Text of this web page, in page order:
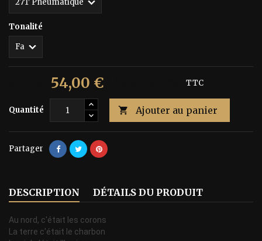
Tonalité
54,00 € TTC
Quantité  Ajouter au panier
Partager
DESCRIPTION DÉTAILS DU PRODUIT
Au nord, c'était les corons
La terre c'était le charbon